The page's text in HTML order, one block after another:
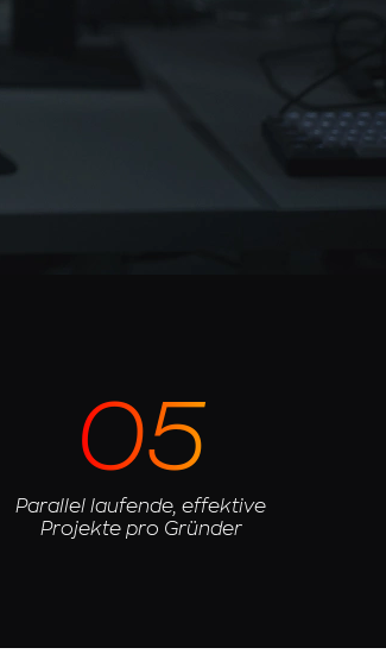
05
Parallel laufende, effektive
Projekte pro Gründer